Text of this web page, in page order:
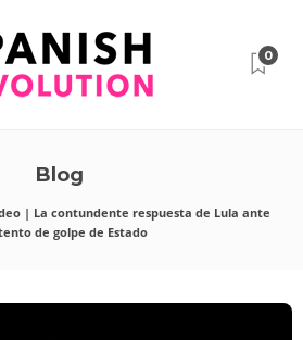
0
Blog
| La contundente respuesta de Lula ante
de golpe de Estado